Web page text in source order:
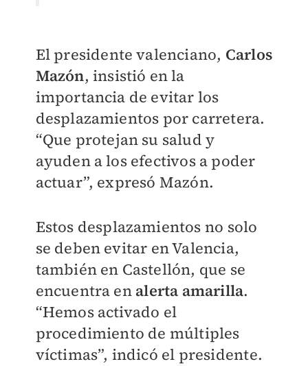
El presidente valenciano, Carlos
Mazón, insistió en la
importancia de evitar los
desplazamientos por carretera.
“Que protejan su salud y
ayuden a los efectivos a poder
actuar”, expresó Mazón.
Estos desplazamientos no solo
se deben evitar en Valencia,
también en Castellón, que se
encuentra en alerta amarilla.
“Hemos activado el
procedimiento de múltiples
víctimas”, indicó el presidente.